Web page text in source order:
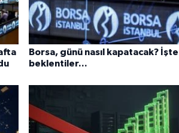
Borsa, günü nasıl kapatacak? İşte
beklentiler...